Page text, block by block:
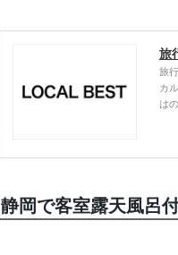
旅
旅
カ
は
静岡で客室露天風呂